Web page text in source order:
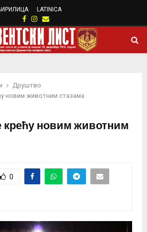
LATINICA
Facebook
Instagram
Email
Друштво
новим животним стазама
крећу новим животним
0